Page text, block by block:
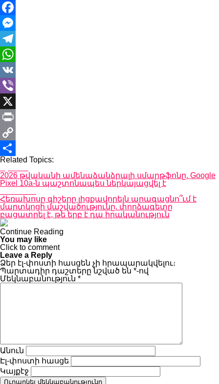
Facebook
Messenger
Telegram
WhatsApp
VK
Viber
X
Print
Copy
Link
Share
Related Topics:
2026 թվականի ամենաձանձրալի սմարթֆոնը. Google
Pixel 10a-ն պաշտոնապես ներկայացվել է
Հեռախոսը գիշերը լիցքավորելն արագացնո՞ւմ է
մարտկոցի մաշվածությունը. փորձագետը
բացատրել է, թե երբ է դա իրականություն
Continue Reading
You may like
Click to comment
Leave a Reply
Ձեր էլ-փոստի հասցեն չի հրապարակվելու։
Պարտադիր դաշտերը նշված են *-ով
Մեկնաբանություն *
Անուն
Էլ-փոստի հասցե
Կայքէջ